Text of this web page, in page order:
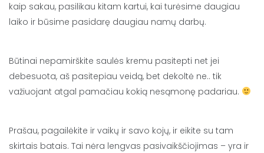
kaip sakau, pasilikau kitam kartui, kai turėsime daugiau
laiko ir būsime pasidarę daugiau namų darbų.
Būtinai nepamirškite saulės kremu pasitepti net jei
debesuota, aš pasitepiau veidą, bet dekoltė ne.. tik
važiuojant atgal pamačiau kokią nesąmonę padariau.
Prašau, pagailėkite ir vaikų ir savo kojų, ir eikite su tam
skirtais batais. Tai nėra lengvas pasivaikščiojimas – yra ir